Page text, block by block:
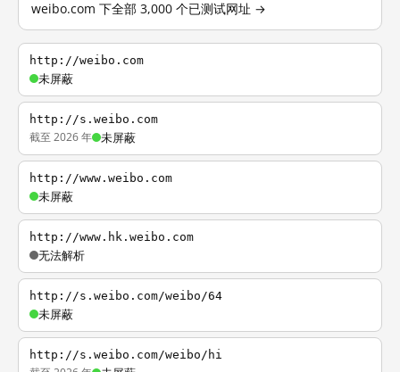
weibo.com 下全部 3,000 个已测试网址 →
http://weibo.com
未屏蔽
http://s.weibo.com
截至 2026 年 未屏蔽
http://www.weibo.com
未屏蔽
http://www.hk.weibo.com
无法解析
http://s.weibo.com/weibo/64
未屏蔽
http://s.weibo.com/weibo/hi